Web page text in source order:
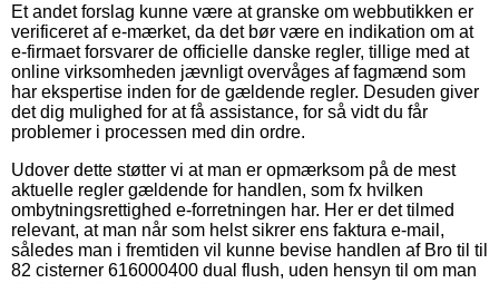
Et andet forslag kunne være at granske om webbutikken er
verificeret af e-mærket, da det bør være en indikation om at
e-firmaet forsvarer de officielle danske regler, tillige med at
online virksomheden jævnligt overvåges af fagmænd som
har ekspertise inden for de gældende regler. Desuden giver
det dig mulighed for at få assistance, for så vidt du får
problemer i processen med din ordre.
Udover dette støtter vi at man er opmærksom på de mest
aktuelle regler gældende for handlen, som fx hvilken
ombytningsrettighed e-forretningen har. Her er det tilmed
relevant, at man når som helst sikrer ens faktura e-mail,
således man i fremtiden vil kunne bevise handlen af Bro til til
82 cisterner 616000400 dual flush, uden hensyn til om man